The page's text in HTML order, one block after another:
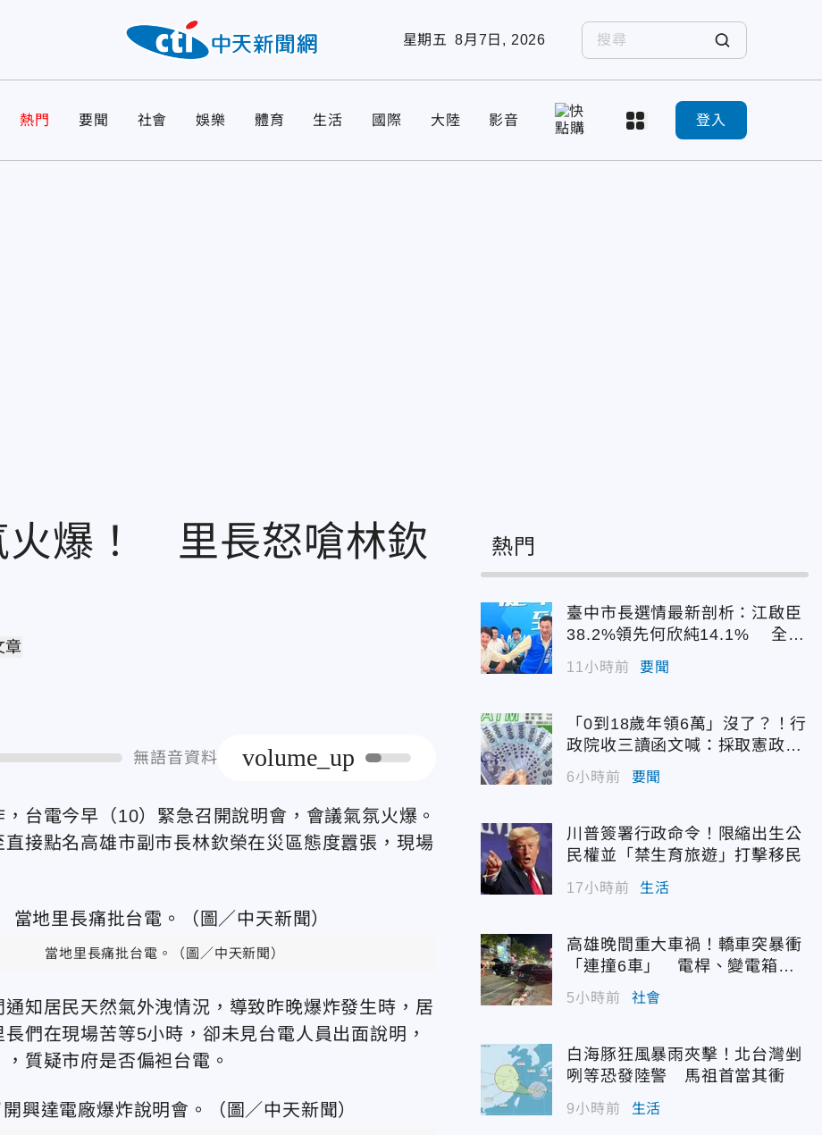
星期五 8月7日, 2026
熱門 要聞 社會 娛樂 體育 生活 國際 大陸 影音 登入
火爆！ 里長怒嗆林欽
章
無語音資料 volume_up
台電今早（10）緊急召開說明會，會議氣氛火爆。
接點名高雄市副市長林欽榮在災區態度囂張，現場
當地里長痛批台電。（圖／中天新聞）
知居民天然氣外洩情況，導致昨晚爆炸發生時，居
們在現場苦等5小時，卻未見台電人員出面說明，
質疑市府是否偏袒台電。
熱門
臺中市長選情最新剖析：江啟臣
38.2%領先何欣純14.1% 全世
代支持度全面居首
11小時前 要聞
「0到18歲年領6萬」沒了？！行
政院收三讀函文喊：採取憲政作
為
6小時前 要聞
川普簽署行政命令！限縮出生公
民權並「禁生育旅遊」打擊移民
17小時前 生活
高雄晚間重大車禍！轎車突暴衝
「連撞6車」 電桿、變電箱全
遭殃
5小時前 社會
白海豚狂風暴雨夾擊！北台灣剉
咧等恐發陸警 馬祖首當其衝
9小時前 生活